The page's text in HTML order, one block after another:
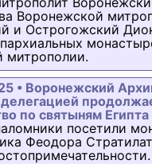
Воронежской
и Острогожский
митрополии.
• Воронежский
по святыням Египта
посетили
Феодора